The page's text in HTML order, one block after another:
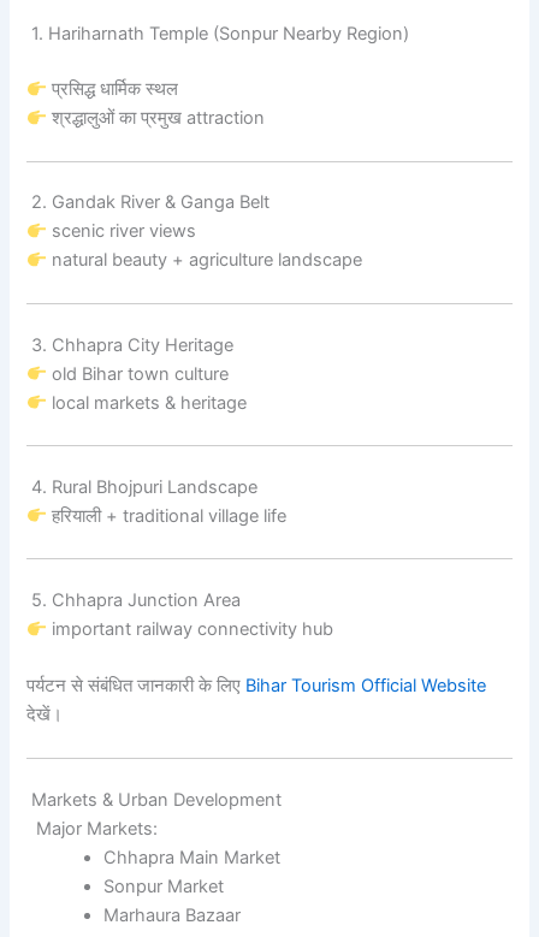
1. Hariharnath Temple (Sonpur Nearby Region)
प्रसिद्ध धार्मिक स्थल
श्रद्धालुओं का प्रमुख attraction
2. Gandak River & Ganga Belt
scenic river views
natural beauty + agriculture landscape
3. Chhapra City Heritage
old Bihar town culture
local markets & heritage
4. Rural Bhojpuri Landscape
हरियाली + traditional village life
5. Chhapra Junction Area
important railway connectivity hub
पर्यटन से संबंधित जानकारी के लिए Bihar Tourism Official Website
देखें।
Markets & Urban Development
Major Markets:
Chhapra Main Market
Sonpur Market
Marhaura Bazaar